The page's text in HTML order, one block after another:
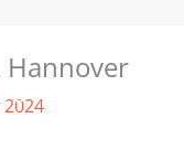
Hannover